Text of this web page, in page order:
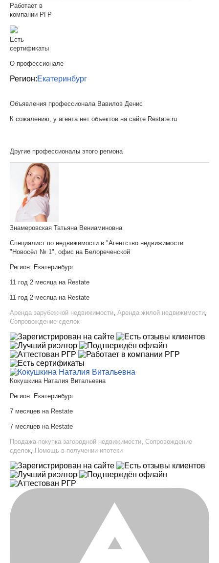
Работает в
компании РГР
Есть
сертификаты
О профессионале
Регион:Екатеринбург
Объявления профессионала Вавилов Денис
К сожалению, у агента нет объектов на сайте Restate.ru
Другие профессионалы этого региона
Знамеровская Татьяна Вениаминовна
Специалист по недвижимости в "Агентство недвижимости
"Новосёл № 1", офис на Белореченской
Регион: Екатеринбург
11 год 2 месяца на Restate
11 год 2 месяца на Restate
Аренда зарубежной недвижимости, Аренда жилой недвижимости,
Сопровождение сделок
Кокушкина Наталия Витальевна
Регион: Екатеринбург
7 месяцев на Restate
7 месяцев на Restate
Продажа-покупка загородной недвижимости, Сопровождение
сделок, Помощь в получении ипотеки